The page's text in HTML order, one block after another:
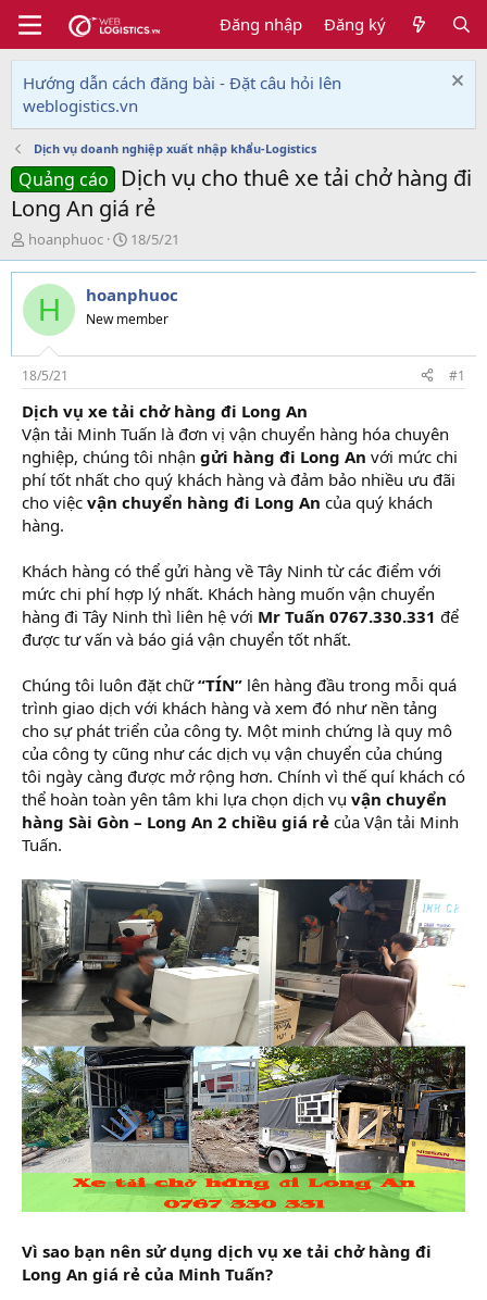
Đăng nhập Đăng ký
Hướng dẫn cách đăng bài - Đặt câu hỏi lên
weblogistics.vn
Dịch vụ doanh nghiệp xuất nhập khẩu-Logistics
Quảng cáo
Dịch vụ cho thuê xe tải chở hàng đi
Long An giá rẻ
T
h
r
e
d
s
t
a
r
t
e
r
hoanphuoc
N
g
à
y
g
i
18/5/21
H hoanphuoc
New member
18/5/21 #1
Dịch vụ xe tải chở hàng đi Long An
Vận tải Minh Tuấn là đơn vị vận chuyển hàng hóa chuyên
nghiệp, chúng tôi nhận gửi hàng đi Long An với mức chi
phí tốt nhất cho quý khách hàng và đảm bảo nhiều ưu đãi
cho việc vận chuyển hàng đi Long An của quý khách
hàng.
Khách hàng có thể gửi hàng về Tây Ninh từ các điểm với
mức chi phí hợp lý nhất. Khách hàng muốn vận chuyển
hàng đi Tây Ninh thì liên hệ với Mr Tuấn 0767.330.331 để
được tư vấn và báo giá vận chuyển tốt nhất.
Chúng tôi luôn đặt chữ“TÍN” lên hàng đầu trong mỗi quá
trình giao dịch với khách hàng và xem đó như nền tảng
cho sự phát triển của công ty. Một minh chứng là quy mô
của công ty cũng như các dịch vụ vận chuyển của chúng
tôi ngày càng được mở rộng hơn. Chính vì thế quí khách có
thể hoàn toàn yên tâm khi lựa chọn dịch vụ vận chuyển
hàng Sài Gòn – Long An 2 chiều giá rẻ của Vận tải Minh
Tuấn.
Vì sao bạn nên sử dụng dịch vụ xe tải chở hàng đi
Long An giá rẻ của Minh Tuấn?